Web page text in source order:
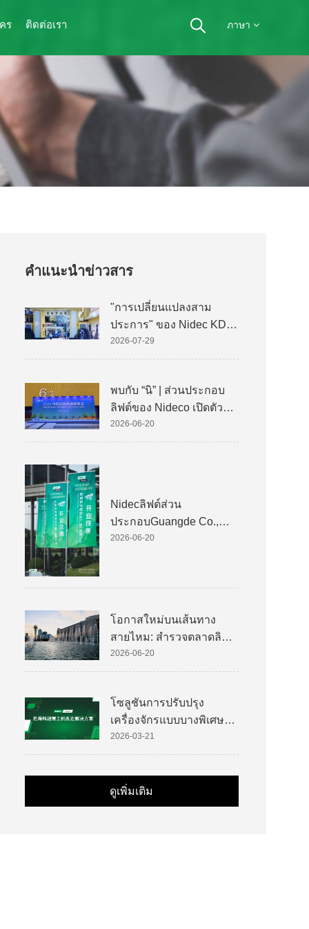
ภาษา
ร ติดต่อเรา
คำแนะนำข่าวสาร
"การเปลี่ยนแปลงสาม
ประการ" ของ Nidec KDS
(Kinetek De Sheng)
2026-07-29
พบกับ “นิ” | ส่วนประกอบ
ลิฟต์ของ Nideco เปิดตัว
ครั้งแรกในงานนิทรรศการ
ลิฟต์นานาชาติแห่งประเทศ
2026-06-20
Nidecลิฟต์ส่วน
ประกอบGuangde Co.,
Ltd. เปิดตัวอย่างยิ่งใหญ่
สำหรับส่วนประกอบหลัก
2026-06-20
โอกาสใหม่บนเส้นทาง
สายไหม: สำรวจตลาดลิฟต์
ของคาซัคสถาน
2026-06-20
โซลูชันการปรับปรุง
เครื่องจักรแบบบางพิเศษ
ของ Nidec
2026-03-21
ดูเพิ่มเติม